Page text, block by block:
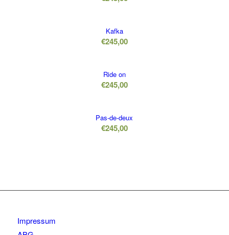
Kafka
€245,00
Ride on
€245,00
Pas-de-deux
€245,00
Impressum